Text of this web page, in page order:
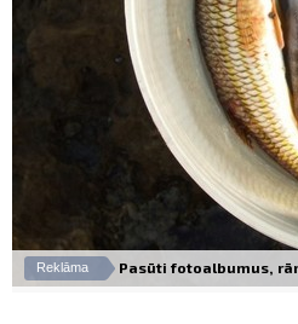
Reklāma Pasūti fotoalbumus,